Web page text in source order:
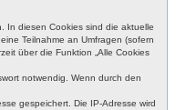
In diesen Cookies sind die aktuelle
Teilnahme an Umfragen (sofern
über die Funktion „Alle Cookies
notwendig. Wenn durch den
gespeichert. Die IP-Adresse wird